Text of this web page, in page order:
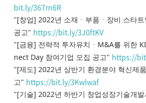
bit.ly/367rn6R
"[창업] 2022년 소재ㆍ부품ㆍ장비 스타
공고" https://bit.ly/3J0ftKV
"[금융] 전략적 투자유치ㆍM&A를 위한
nect Day 참여기업 모집 공고" https://
"[제도] 2022년 상반기 환경분야 혁신제
고" https://bit.ly/3Kwlwaf
"[기술] 2022년 하반기 창업성장기술개